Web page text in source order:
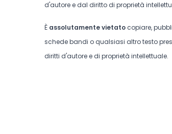
d'autore e dal diritto di proprietà
È assolutamente vietato copiare,
schede bandi o qualsiasi altro testo
diritti d'autore e di proprietà intellettuale.